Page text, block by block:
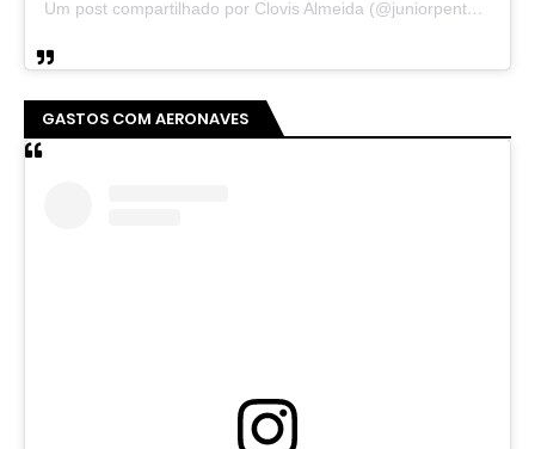
Um post compartilhado por Clovis Almeida (@juniorpentecoste01)
GASTOS COM AERONAVES